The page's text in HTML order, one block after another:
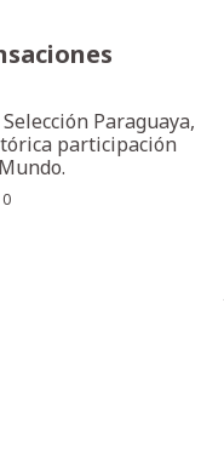
Paraguaya,
participación